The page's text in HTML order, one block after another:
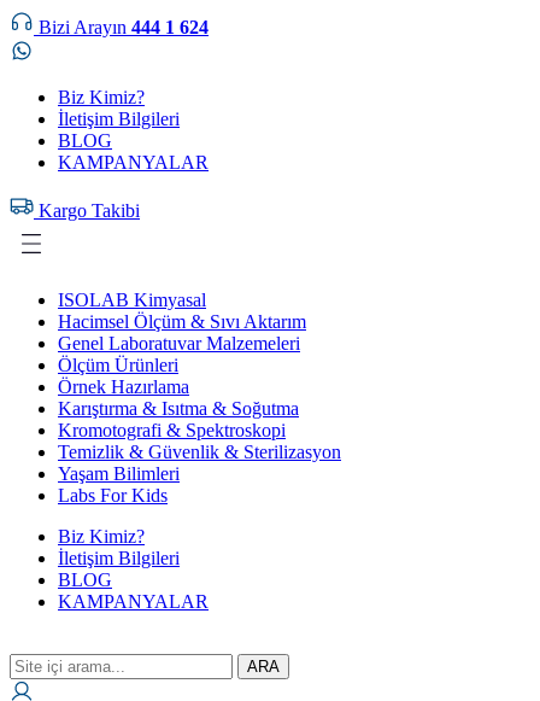
Bizi Arayın 444 1 624
Biz Kimiz?
İletişim Bilgileri
BLOG
KAMPANYALAR
Kargo Takibi
ISOLAB Kimyasal
Hacimsel Ölçüm & Sıvı Aktarım
Genel Laboratuvar Malzemeleri
Ölçüm Ürünleri
Örnek Hazırlama
Karıştırma & Isıtma & Soğutma
Kromotografi & Spektroskopi
Temizlik & Güvenlik & Sterilizasyon
Yaşam Bilimleri
Labs For Kids
Biz Kimiz?
İletişim Bilgileri
BLOG
KAMPANYALAR
ARA